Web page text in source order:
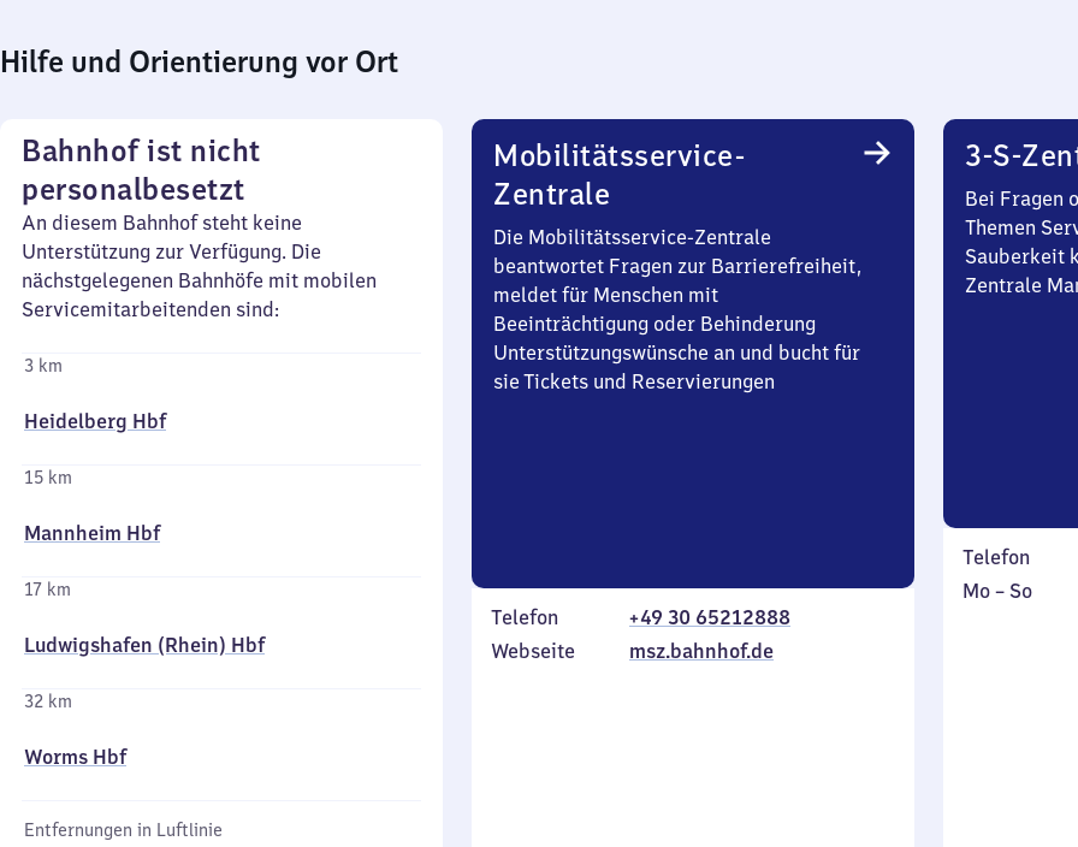
Hilfe und Orientierung vor Ort
Bahnhof ist nicht
personalbesetzt
An diesem Bahnhof steht keine
Unterstützung zur Verfügung. Die
nächstgelegenen Bahnhöfe mit mobilen
Servicemitarbeitenden sind:
3 km
Heidelberg Hbf
15 km
Mannheim Hbf
17 km
Ludwigshafen (Rhein) Hbf
32 km
Worms Hbf
Entfernungen in Luftlinie
Mobilitätsservice-
Zentrale
Die Mobilitätsservice-Zentrale
beantwortet Fragen zur Barrierefreiheit,
meldet für Menschen mit
Beeinträchtigung oder Behinderung
Unterstützungswünsche an und bucht für
sie Tickets und Reservierungen
Telefon
+49 30 65212888
Webseite
msz.bahnhof.de
3-S-
Bei Fragen
Themen
Sauberkeit
Zentrale
Telefon
Montag
Mo – So,